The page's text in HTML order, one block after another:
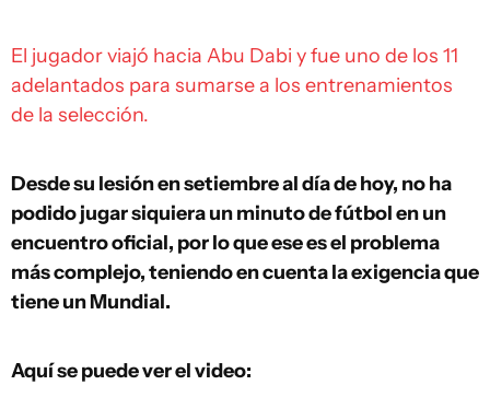
El jugador viajó hacia Abu Dabi y fue uno de los 11
adelantados para sumarse a los entrenamientos
de la selección.
Desde su lesión en setiembre al día de hoy, no ha
podido jugar siquiera un minuto de fútbol en un
encuentro oficial, por lo que ese es el problema
más complejo, teniendo en cuenta la exigencia que
tiene un Mundial.
Aquí se puede ver el video: